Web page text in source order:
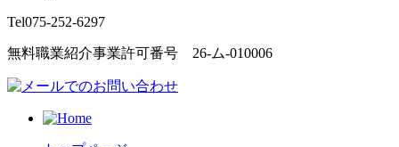
Tel075-252-6297
無料職業紹介事業許可番号 26-ム-010006